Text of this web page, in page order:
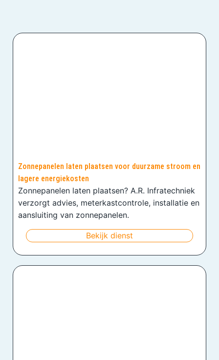
Zonnepanelen laten plaatsen voor duurzame stroom en
lagere energiekosten
Zonnepanelen laten plaatsen? A.R. Infratechniek
verzorgt advies, meterkastcontrole, installatie en
aansluiting van zonnepanelen.
Bekijk dienst